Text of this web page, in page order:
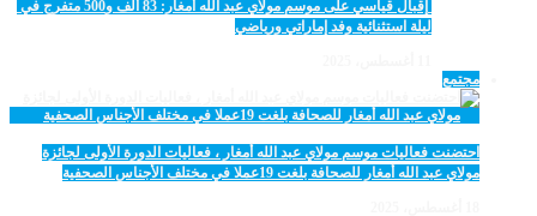
ليلة استثنائية وفد إماراتي ورياضي
مجتمع
احتضنت فعاليات موسم مولاي عبد الله أمغار ، فعاليات الدورة الأولى لجائزة
مولاي عبد الله أمغار للصحافة بلغت 19عملا في مختلف الأجناس الصحفية